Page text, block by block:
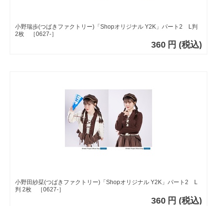
小野瑞歩(つばきファクトリー)「Shopオリジナル Y2K」パート2 L判
2枚 ［0627-］
360 円 (税込)
小野田紗栞(つばきファクトリー)「Shopオリジナル Y2K」パート2 L
判 2枚 ［0627-］
360 円 (税込)